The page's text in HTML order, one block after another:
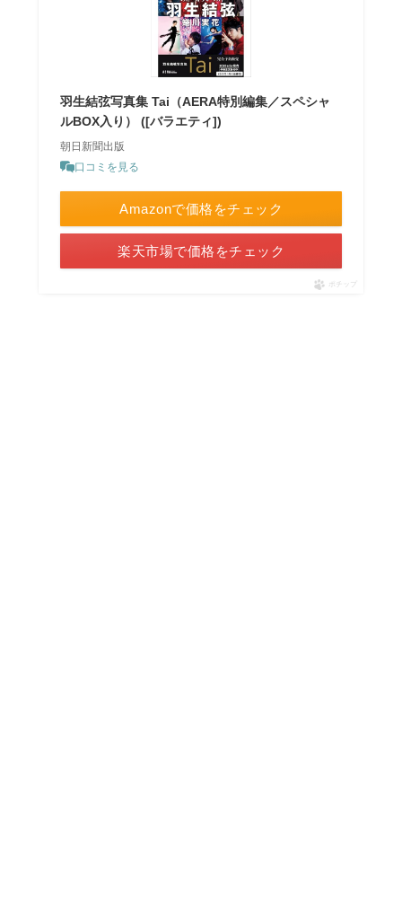
羽生結弦写真集 Tai（AERA特別編集／スペシャ
ルBOX入り） ([バラエティ])
朝日新聞出版
口コミを見る
Amazonで価格をチェック
楽天市場で価格をチェック
ポチップ